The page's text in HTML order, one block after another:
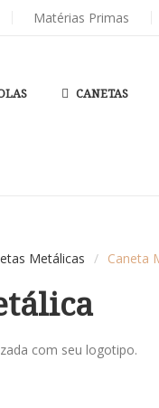
PERSONALIZADAS
Matérias Primas
CANETAS
Metálicas / Caneta
com seu logotipo.